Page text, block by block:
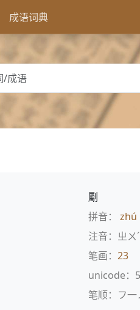
成语词典
劚
拼音： zhú
注音：ㄓㄨˊ
笔画： 23
unicode：
笔顺：フ一